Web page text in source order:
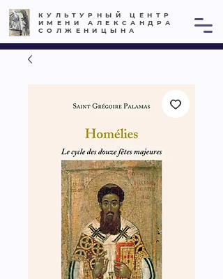
КУЛЬТУРНЫЙ ЦЕНТР
ИМЕНИ АЛЕКСАНДРА
СОЛЖЕНИЦЫНА